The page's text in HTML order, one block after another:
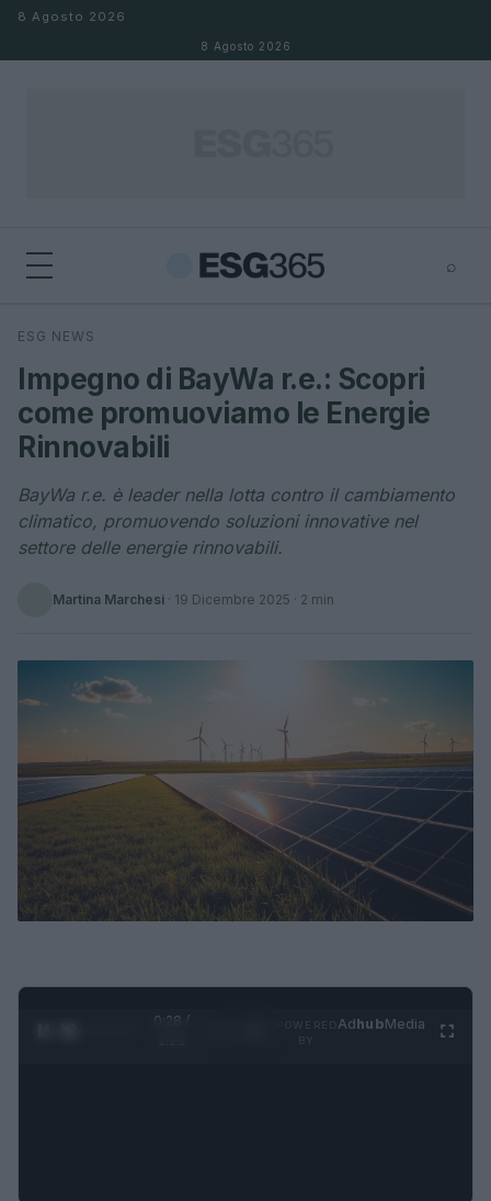
Salta al contenuto
8 Agosto 2026
8 Agosto 2026
⌕
Cerca
ESG NEWS
Impegno di BayWa r.e.: Scopri
come promuoviamo le Energie
Rinnovabili
BayWa r.e. è leader nella lotta contro il cambiamento
climatico, promuovendo soluzioni innovative nel
settore delle energie rinnovabili.
Martina Marchesi · 19 Dicembre 2025 · 2 min
0:29 /
AdhubMedia